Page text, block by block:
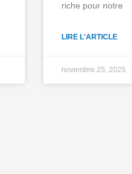
riche pour notre
LIRE L'ARTICLE
novembre 25, 2025